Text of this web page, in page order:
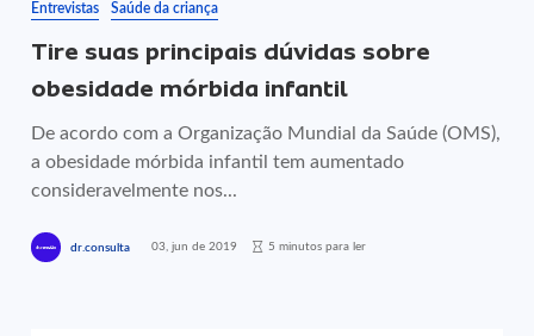
Entrevistas Saúde da criança
Tire suas principais dúvidas sobre
obesidade mórbida infantil
De acordo com a Organização Mundial da Saúde (OMS),
a obesidade mórbida infantil tem aumentado
consideravelmente nos...
dr.consulta 03, jun de 2019 5 minutos para ler